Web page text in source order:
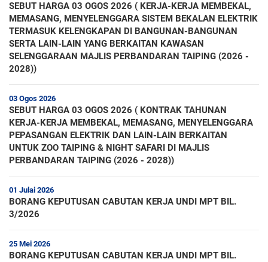
SEBUT HARGA 03 OGOS 2026 ( KERJA-KERJA MEMBEKAL,
MEMASANG, MENYELENGGARA SISTEM BEKALAN ELEKTRIK
TERMASUK KELENGKAPAN DI BANGUNAN-BANGUNAN
SERTA LAIN-LAIN YANG BERKAITAN KAWASAN
SELENGGARAAN MAJLIS PERBANDARAN TAIPING (2026 -
2028))
03 Ogos 2026
SEBUT HARGA 03 OGOS 2026 ( KONTRAK TAHUNAN
KERJA-KERJA MEMBEKAL, MEMASANG, MENYELENGGARA
PEPASANGAN ELEKTRIK DAN LAIN-LAIN BERKAITAN
UNTUK ZOO TAIPING & NIGHT SAFARI DI MAJLIS
PERBANDARAN TAIPING (2026 - 2028))
01 Julai 2026
BORANG KEPUTUSAN CABUTAN KERJA UNDI MPT BIL.
3/2026
25 Mei 2026
BORANG KEPUTUSAN CABUTAN KERJA UNDI MPT BIL.